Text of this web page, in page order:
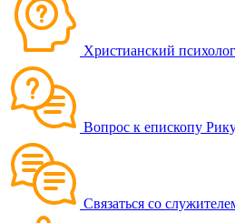
Христианский психолог
Вопрос к епископу
Связаться со